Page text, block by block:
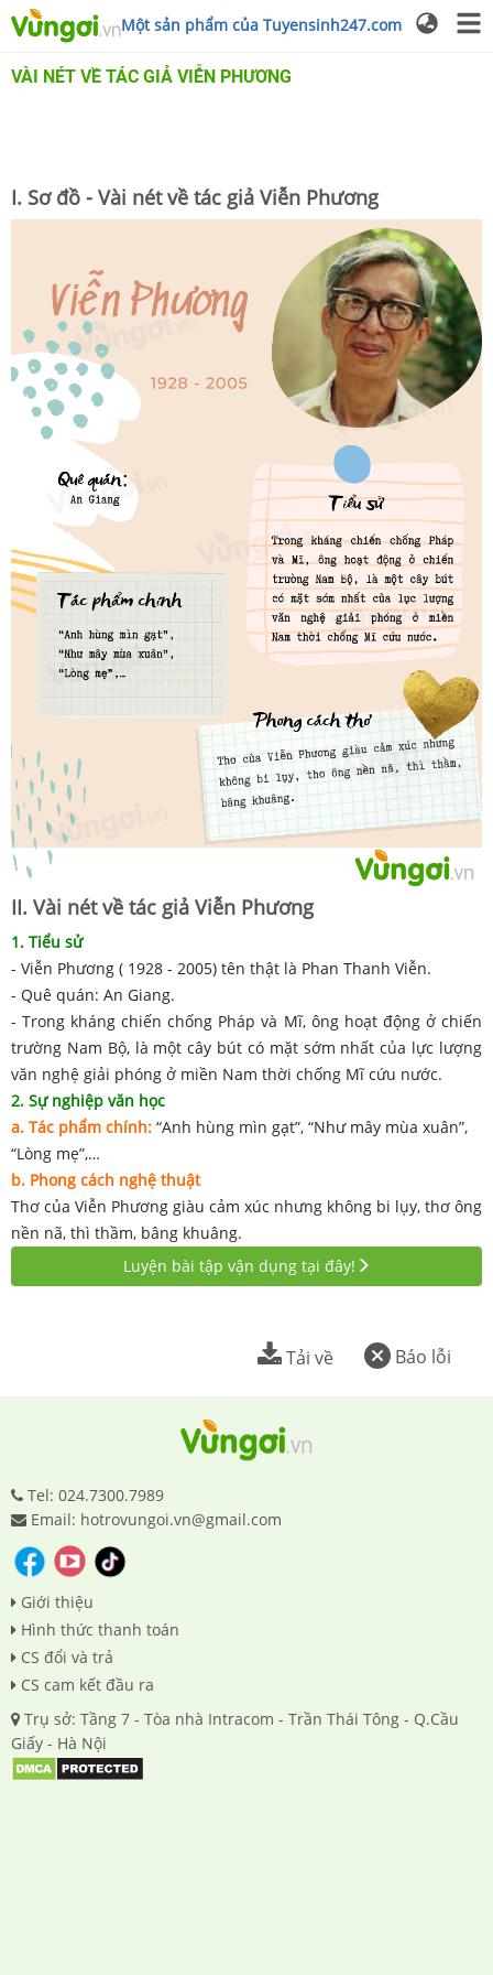
Một sản phẩm của Tuyensinh247.com
VÀI NÉT VỀ TÁC GIẢ VIỄN PHƯƠNG
I. Sơ đồ - Vài nét về tác giả Viễn Phương
II. Vài nét về tác giả Viễn Phương
1. Tiểu sử
- Viễn Phương ( 1928 - 2005) tên thật là Phan Thanh Viễn.
- Quê quán: An Giang.
- Trong kháng chiến chống Pháp và Mĩ, ông hoạt động ở chiến
trường Nam Bộ, là một cây bút có mặt sớm nhất của lực lượng
văn nghệ giải phóng ở miền Nam thời chống Mĩ cứu nước.
2. Sự nghiệp văn học
a. Tác phẩm chính: “Anh hùng mìn gạt”, “Như mây mùa xuân”,
“Lòng mẹ”,…
b. Phong cách nghệ thuật
Thơ của Viễn Phương giàu cảm xúc nhưng không bi lụy, thơ ông
nền nã, thì thầm, bâng khuâng.
Luyện bài tập vận dụng tại đây!
Báo lỗi
Tải về
Tel: 024.7300.7989
Email: hotrovungoi.vn@gmail.com
Giới thiệu
Hình thức thanh toán
CS đổi và trả
CS cam kết đầu ra
Trụ sở: Tầng 7 - Tòa nhà Intracom - Trần Thái Tông - Q.Cầu
Giấy - Hà Nội